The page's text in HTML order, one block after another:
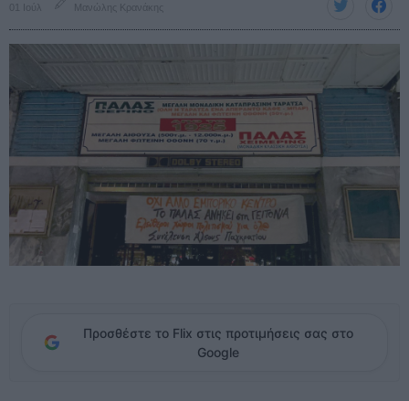
01 Ιούλ Μανώλης Κρανάκης
Προσθέστε το Flix στις προτιμήσεις σας στο
Google